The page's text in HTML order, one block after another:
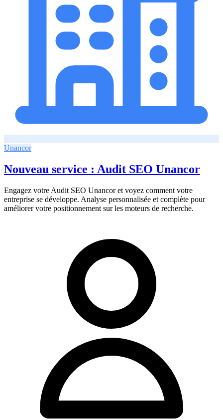
Unancor
Nouveau service : Audit SEO Unancor
Engagez votre Audit SEO Unancor et voyez comment votre
entreprise se développe. Analyse personnalisée et complète pour
améliorer votre positionnement sur les moteurs de recherche.